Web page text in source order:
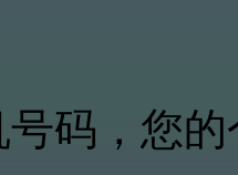
码，您